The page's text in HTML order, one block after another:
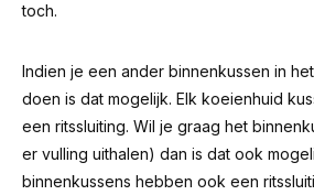
toch.
Indien je een ander binnenkussen in
doen is dat mogelijk. Elk koeienhuid
een ritssluiting. Wil je graag het
er vulling uithalen) dan is dat ook
binnenkussens hebben ook een